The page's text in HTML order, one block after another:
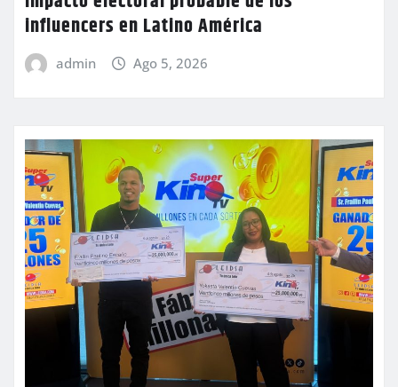
influencers en Latino América
admin Ago 5, 2026